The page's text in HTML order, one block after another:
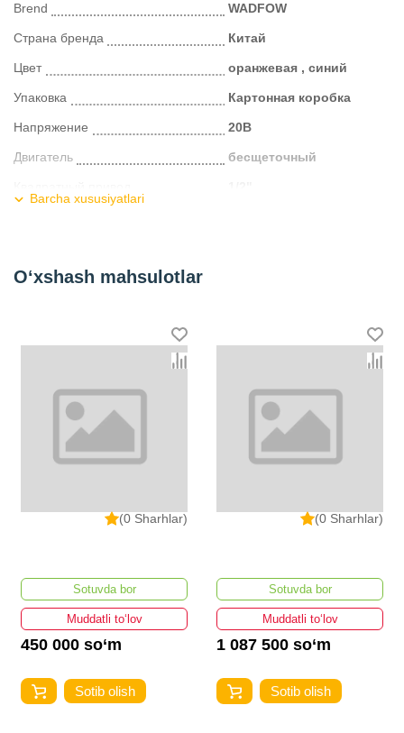
Brend WADFOW
Страна бренда Китай
Цвет оранжевая , синий
Упаковка Картонная коробка
Напряжение 20В
Двигатель бесщеточный
Максимальный крутящий момент
Barcha xususiyatlari
O‘xshash mahsulotlar
(0 Sharhlar)
Sotuvda bor
Muddatli to‘lov
450 000 so‘m
Sotib olish
(0 Sharhlar)
Sotuvda bor
Muddatli to‘lov
1 087 500 so‘m
Sotib olish